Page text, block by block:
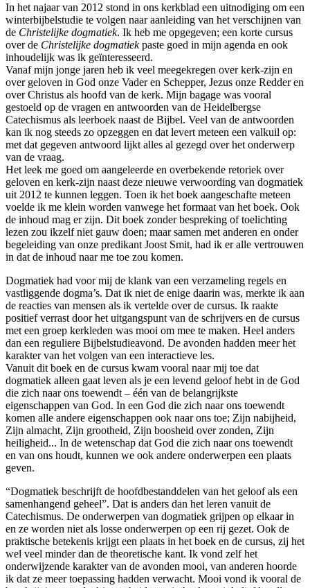
In het najaar van 2012 stond in ons kerkblad een uitnodiging om een
winterbijbelstudie te volgen naar aanleiding van het verschijnen van
de Christelijke dogmatiek. Ik heb me opgegeven; een korte cursus
over de Christelijke dogmatiekpaste goed in mijn agenda en ook
inhoudelijk was ik geïnteresseerd.
Vanaf mijn jonge jaren heb ik veel meegekregen over kerk-zijn en
over geloven in God onze Vader en Schepper, Jezus onze Redder en
over Christus als hoofd van de kerk. Mijn bagage was vooral
gestoeld op de vragen en antwoorden van de Heidelbergse
Catechismus als leerboek naast de Bijbel. Veel van de antwoorden
kan ik nog steeds zo opzeggen en dat levert meteen een valkuil op:
met dat gegeven antwoord lijkt alles al gezegd over het onderwerp
van de vraag.
Het leek me goed om aangeleerde en overbekende retoriek over
geloven en kerk-zijn naast deze nieuwe verwoording van dogmatiek
uit 2012 te kunnen leggen. Toen ik het boek aangeschafte meteen
voelde ik me klein worden vanwege het formaat van het boek. Ook
de inhoud mag er zijn. Dit boek zonder bespreking of toelichting
lezen zou ikzelf niet gauw doen; maar samen met anderen en onder
begeleiding van onze predikant Joost Smit, had ik er alle vertrouwen
in dat de inhoud naar me toe zou komen.
Dogmatiek had voor mij de klank van een verzameling regels en
vastliggende dogma’s. Dat ik niet de enige daarin was, merkte ik aan
de reacties van mensen als ik vertelde over de cursus. Ik raakte
positief verrast door het uitgangspunt van de schrijvers en de cursus
met een groep kerkleden was mooi om mee te maken. Heel anders
dan een reguliere Bijbelstudieavond. De avonden hadden meer het
karakter van het volgen van een interactieve les.
Vanuit dit boek en de cursus kwam vooral naar mij toe dat
dogmatiek alleen gaat leven als je een levend geloof hebt in de God
die zich naar ons toewendt – één van de belangrijkste
eigenschappen van God. In een God die zich naar ons toewendt
komen alle andere eigenschappen ook naar ons toe; Zijn nabijheid,
Zijn almacht, Zijn grootheid, Zijn boosheid over zonden, Zijn
heiligheid... In de wetenschap dat God die zich naar ons toewendt
en van ons houdt, kunnen we ook andere onderwerpen een plaats
geven.
“Dogmatiek beschrijft de hoofdbestanddelen van het geloof als een
samenhangend geheel”. Dat is anders dan het leren vanuit de
Catechismus. De onderwerpen van dogmatiek grijpen op elkaar in
en ze worden niet als losse onderwerpen op een rij gezet. Ook de
praktische betekenis krijgt een plaats in het boek en de cursus, zij het
wel veel minder dan de theoretische kant. Ik vond zelf het
onderwijzende karakter van de avonden mooi, van anderen hoorde
ik dat ze meer toepassing hadden verwacht. Mooi vond ik vooral de